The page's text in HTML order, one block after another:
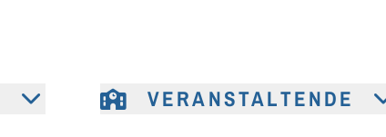
VERANSTALTENDE